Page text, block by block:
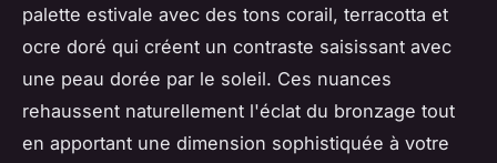
palette estivale avec des tons corail, terracotta et
ocre doré qui créent un contraste saisissant avec
une peau dorée par le soleil. Ces nuances
rehaussent naturellement l'éclat du bronzage tout
en apportant une dimension sophistiquée à votre